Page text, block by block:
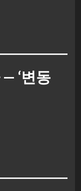
‘변동